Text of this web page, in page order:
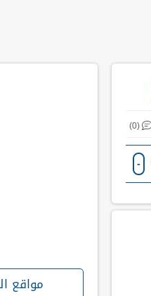
(0)
-
مواقع